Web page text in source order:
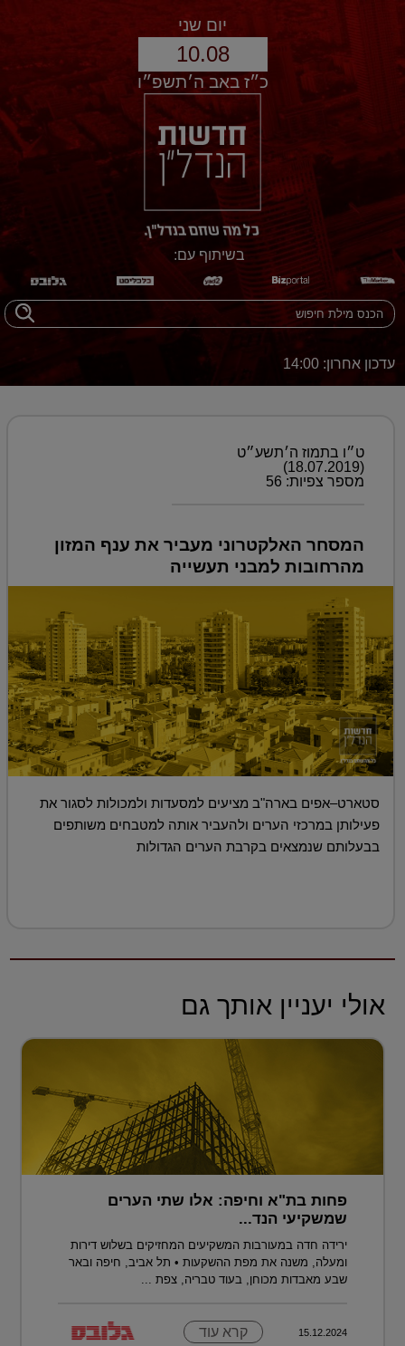
יום שני
10.08
כ״ז באב ה׳תשפ״ו
בשיתוף עם:
עדכון אחרון: 14:00
ט״ו בתמוז ה׳תשע״ט
(18.07.2019)
מספר צפיות: 56
המסחר האלקטרוני מעביר את ענף המזון
מהרחובות למבני תעשייה
סטארט–אפים בארה"ב מציעים למסעדות ולמכולות לסגור את
פעילותן במרכזי הערים ולהעביר אותה למטבחים משותפים
בבעלותם שנמצאים בקרבת הערים הגדולות
אולי יעניין אותך גם
פחות בת"א וחיפה: אלו שתי הערים
שמשקיעי הנד...
ירידה חדה במעורבות המשקיעים המחזיקים בשלוש דירות
ומעלה, משנה את מפת ההשקעות • תל אביב, חיפה ובאר
שבע מאבדות מכוחן, בעוד טבריה, צפת ...
15.12.2024 קרא עוד